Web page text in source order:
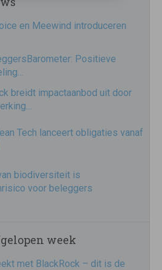
en Meewind introduceren
Positieve
breidt impactaanbod uit door
Tech lanceert obligaties vanaf
biodiversiteit is
voor beleggers
week
met BlackRock – dit is de